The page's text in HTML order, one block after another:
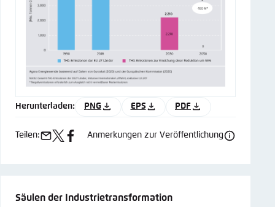
Herunterladen: PNG EPS PDF
Teilen:
e- x facebook
Anmerkungen zur Veröffentlichung
Säulen der Industrietransformation